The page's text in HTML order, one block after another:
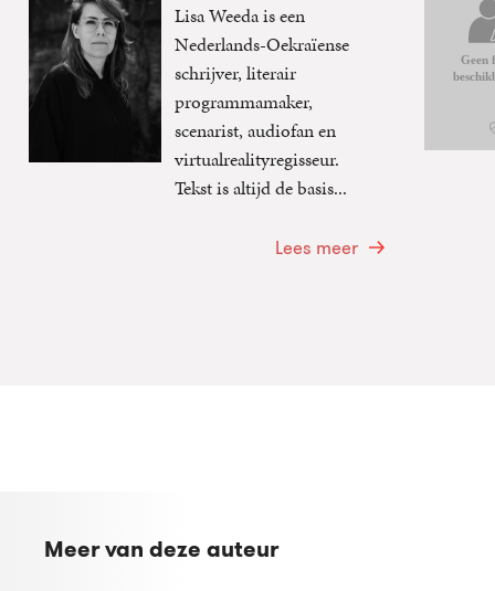
Lisa Weeda is een
Nederlands-Oekraïense
schrijver, literair
programmamaker,
scenarist, audiofan en
virtualrealityregisseur.
Tekst is altijd de basis...
Lees meer
Meer van deze auteur